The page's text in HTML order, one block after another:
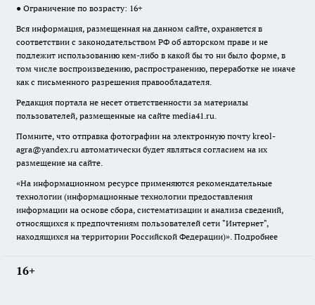
● Ограничение по возрасту: 16+
Вся информация, размещенная на данном сайте, охраняется в
соответствии с законодательством РФ об авторском праве и не
подлежит использованию кем-либо в какой бы то ни было форме, в
том числе воспроизведению, распространению, переработке не иначе
как с письменного разрешения правообладателя.
Редакция портала не несет ответственности за материалы
пользователей, размещенные на сайте media41.ru.
Помните, что отправка фотографии на электронную почту kreol-
agra@yandex.ru автоматически будет являться согласием на их
размещение на сайте.
«На информационном ресурсе применяются рекомендательные
технологии (информационные технологии предоставления
информации на основе сбора, систематизации и анализа сведений,
относящихся к предпочтениям пользователей сети "Интернет",
находящихся на территории Российской Федерации)». Подробнее
16+